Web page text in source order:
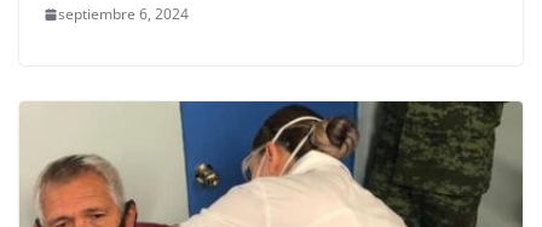
septiembre 6, 2024